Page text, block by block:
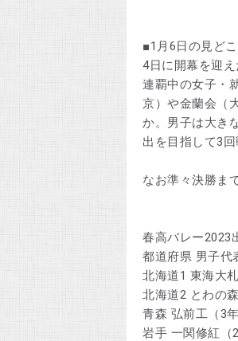
■1月6日の見ど
4日に開幕を迎
連覇中の女子・
京）や金蘭会（
か。男子は大き
出を目指して3回
なお準々決勝ま
春高バレー2023
都道府県 男子代
北海道1 東海大
北海道2 とわの
青森 弘前工（3
岩手 一関修紅（